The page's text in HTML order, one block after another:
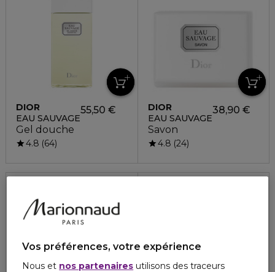
DIOR
EAU SAUVAGE
Gel douche
55,50 €
4.8 64
DIOR
EAU SAUVAGE
Savon
38,90 €
4.8 24
Vos préférences, votre expérience
Nous et nos partenaires utilisons des traceurs